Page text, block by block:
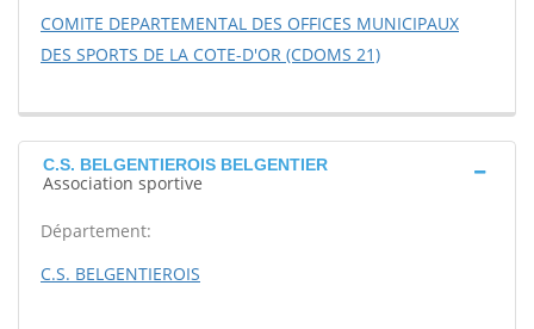
COMITE DEPARTEMENTAL DES OFFICES MUNICIPAUX
DES SPORTS DE LA COTE-D'OR (CDOMS 21)
C.S. BELGENTIEROIS BELGENTIER
Association sportive
Département:
C.S. BELGENTIEROIS